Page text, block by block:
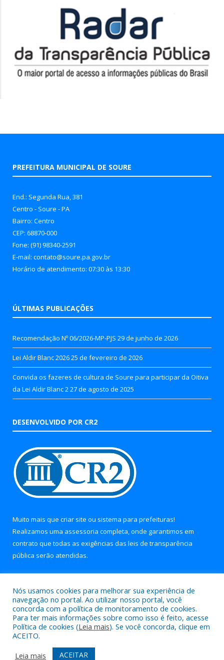
PREFEITURA MUNICIPAL DE SOURE
End.: Segunda Rua, 381
Centro - Soure - PA
Bairro: Centro
CEP: 68870-000
Fone: (91) 98340-2591
E-mail: contato@soure.pa.gov.br
Horário de atendimento: 07:30 às 13:30
ÚLTIMAS PUBLICAÇÕES
Recomendação Nº 06/2026-MP-PJS 29 de junho de 2026
Lei Aldir Blanc 202625 de fevereiro de 2026
Convida os fazeres de cultura de Soure para participar da Oitiva
da Lei Aldir Blanc 2 27 de agosto de 2025
DESENVOLVIDO POR CR2
Muito mais que criar site ou sistema para prefeituras!
Realizamos uma assessoria completa, onde garantimos em
contrato que todas as exigências das leis de transparência
pública serão atendidas.
Todos os direitos reservados a Prefeitura Municipal de Soure.
Mapa do Site
Acessar Área Administrativa
Nós usamos cookies para melhorar sua experiência de
navegação no portal. Ao utilizar nosso portal, você
concorda com a política de monitoramento de cookies.
Para ter mais informações sobre como isso é feito, acesse
Política de cookies (Leia mais). Se você concorda, clique em
ACEITO.
Leia mais
ACEITAR